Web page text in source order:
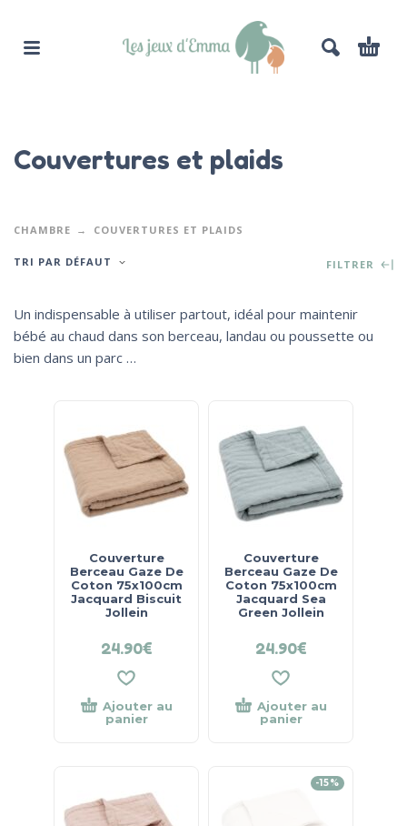
Couvertures et plaids
CHAMBRE COUVERTURES ET PLAIDS
TRI PAR DÉFAUT FILTRER
Un indispensable à utiliser partout, idéal pour maintenir
bébé au chaud dans son berceau, landau ou poussette ou
bien dans un parc …
Couverture
Berceau Gaze De
Coton 75x100cm
Jacquard Biscuit
Jollein
24.90€
Ajouter au
panier
Couverture
Berceau Gaze De
Coton 75x100cm
Jacquard Sea
Green Jollein
24.90€
Ajouter au
panier
-15%